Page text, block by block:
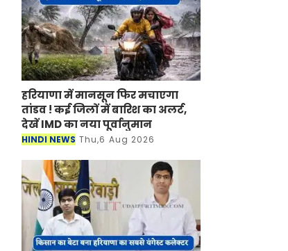
हरियाणा में मानसून फिर मचाएगा
तांडव ! कई जिलों में बारिश का अलर्ट,
देखें IMD का नया पूर्वानुमान
HINDI NEWS Thu,6 Aug 2026